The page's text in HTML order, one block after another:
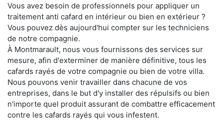
Vous avez besoin de professionnels pour appliquer un
traitement anti cafard en intérieur ou bien en extérieur ?
Vous pouvez dès aujourd'hui compter sur les techniciens
de notre compagnie.
À Montmarault, nous vous fournissons des services sur
mesure, afin d'exterminer de manière définitive, tous les
cafards rayés de votre compagnie ou bien de votre villa.
Nous pouvons venir travailler dans chacune de vos
entreprises, dans le but d'y installer des répulsifs ou bien
n'importe quel produit assurant de combattre efficacement
contre les cafards rayés qui vous infestent.